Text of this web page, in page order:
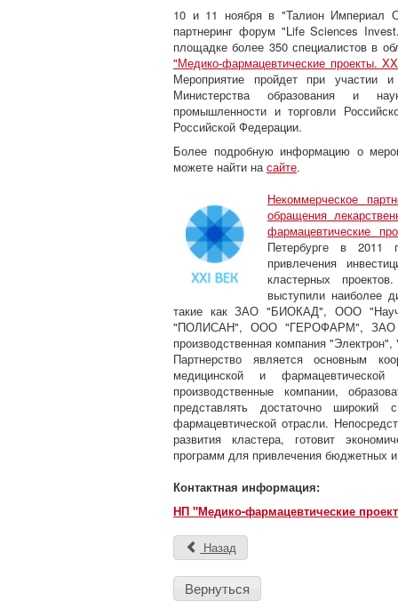
10 и 11 ноября в "Талион Империал
партнеринг форум "Life Sciences
площадке более 350 специалистов в
"Медико-фармацевтические проекты.
Мероприятие пройдет при участии и
Министерства образования и
промышленности и торговли
Российской Федерации.
Более подробную информацию о
можете найти насайте.
Некоммерческое
обращения
фармацевтические
Петербурге в 2011
привлечения
кластерных
выступили наиболее
такие как ЗАО "БИОКАД", ООО
"ПОЛИСАН", ООО "ГЕРОФАРМ", ЗАО
производственная компания
Партнерство является основным
медицинской и фармацевтической
производственные компании,
представлять достаточно
фармацевтической отрасли.
развития кластера, готовит
программ для привлечения бюджетных
Контактная информация:
НП "Медико-фармацевтические
Назад
Вернуться